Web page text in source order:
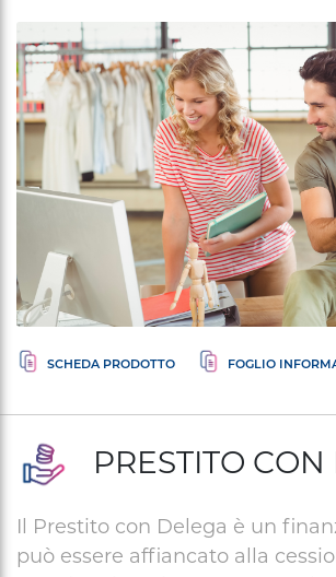
PRESTITO
Il Prestito con Delega è un
può essere affiancato alla